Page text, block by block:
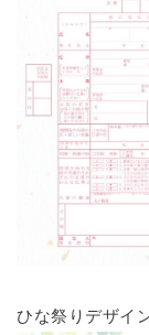
ひな祭りデザイ